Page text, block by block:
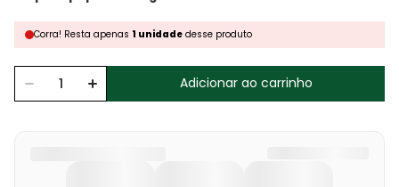
Corra! Resta apenas 1 unidade desse produto
Adicionar ao carrinho